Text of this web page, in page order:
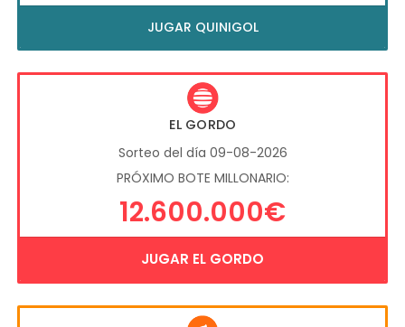
JUGAR QUINIGOL
EL GORDO
Sorteo del día 09-08-2026
PRÓXIMO BOTE MILLONARIO:
12.600.000€
JUGAR EL GORDO